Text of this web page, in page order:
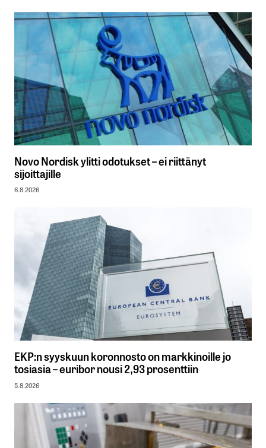
Novo Nordisk ylitti odotukset – ei riittänyt
sijoittajille
6.8.2026
EKP:n syyskuun koronnosto on markkinoille jo
tosiasia – euribor nousi 2,93 prosenttiin
5.8.2026